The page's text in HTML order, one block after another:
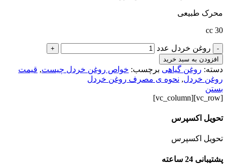
محرک طبیعی
30 cc
- روغن خردل عدد
+
افزودن به سبد خرید
دسته: روغن گیاهی برچسب: خواص روغن خردل چیست, قیمت
روغن خردل, نحوه ی مصرف روغن خردل
بستن
[vc_row][vc_column]
تحویل اکسپرس
تحویل اکسپرس
پشتیبانی 24 ساعته